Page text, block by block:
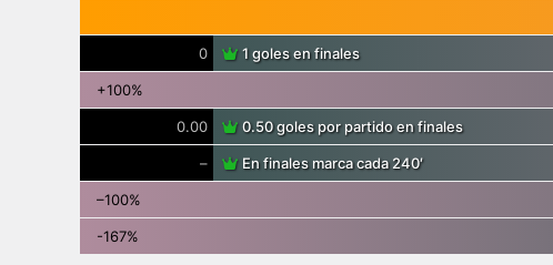
0 1 goles en finales
+100%
0.00 0.50 goles por partido en finales
– En finales marca cada 240′
–100%
-167%